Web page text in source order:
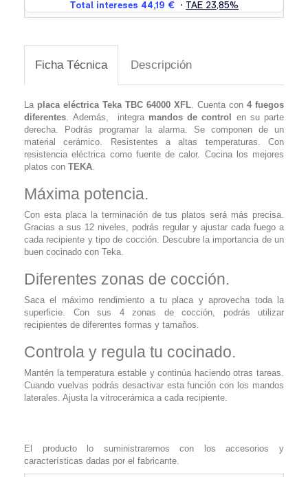
Ficha Técnica Descripción
La placa eléctrica Teka TBC 64000 XFL. Cuenta con 4 fuegos
diferentes. Además, integramandos de control
en su parte
derecha. Podrás programar la alarma. Se componen de un
material cerámico. Resistentes a altas temperaturas. Con
resistencia eléctrica como fuente de calor. Cocina los mejores
platos con TEKA.
Máxima potencia.
Con esta placa la terminación de tus platos será más precisa.
Gracias a sus 12 niveles, podrás regular y ajustar cada fuego a
cada recipiente y tipo de cocción. Descubre la importancia de un
buen cocinado con Teka.
Diferentes zonas de cocción.
Saca el máximo rendimiento a tu placa y aprovecha toda la
superficie. Con sus 4 zonas de cocción, podrás utilizar
recipientes de diferentes formas y tamaños.
Controla y regula tu cocinado.
Mantén la temperatura estable y continúa haciendo otras tareas.
Cuando vuelvas podrás desactivar esta función con los mandos
laterales. Ajusta la vitrocerámica a cada recipiente.
El producto lo suministraremos con los accesorios y
características dadas por el fabricante.